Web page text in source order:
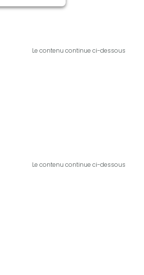
Le contenu continue ci-dessous
Le contenu continue ci-dessous